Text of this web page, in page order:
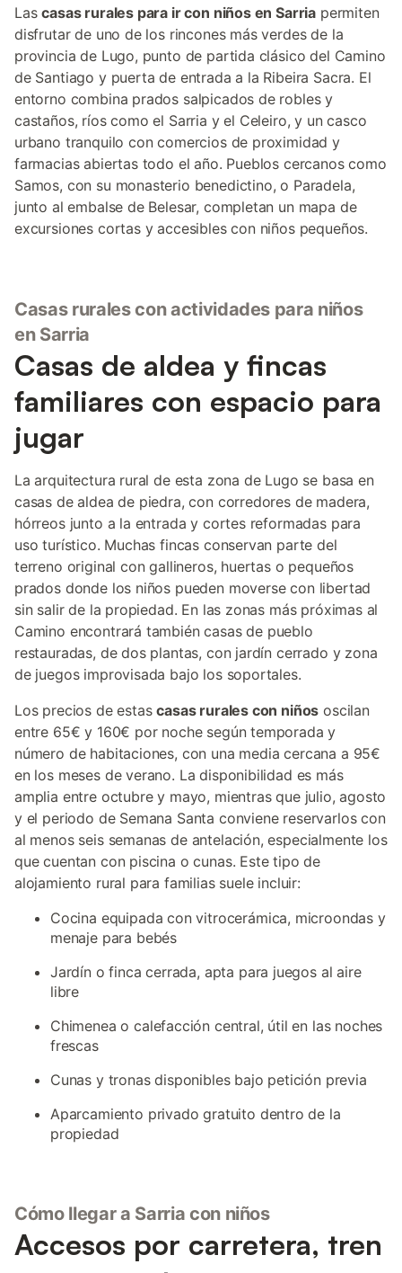
Lascasas rurales para ir con niños en Sarria permiten
disfrutar de uno de los rincones más verdes de la
provincia de Lugo, punto de partida clásico del Camino
de Santiago y puerta de entrada a la Ribeira Sacra. El
entorno combina prados salpicados de robles y
castaños, ríos como el Sarria y el Celeiro, y un casco
urbano tranquilo con comercios de proximidad y
farmacias abiertas todo el año. Pueblos cercanos como
Samos, con su monasterio benedictino, o Paradela,
junto al embalse de Belesar, completan un mapa de
excursiones cortas y accesibles con niños pequeños.
Casas rurales con actividades para niños
en Sarria
Casas de aldea y fincas
familiares con espacio para
jugar
La arquitectura rural de esta zona de Lugo se basa en
casas de aldea de piedra, con corredores de madera,
hórreos junto a la entrada y cortes reformadas para
uso turístico. Muchas fincas conservan parte del
terreno original con gallineros, huertas o pequeños
prados donde los niños pueden moverse con libertad
sin salir de la propiedad. En las zonas más próximas al
Camino encontrará también casas de pueblo
restauradas, de dos plantas, con jardín cerrado y zona
de juegos improvisada bajo los soportales.
Los precios de estascasas rurales con niños oscilan
entre 65€ y 160€ por noche según temporada y
número de habitaciones, con una media cercana a 95€
en los meses de verano. La disponibilidad es más
amplia entre octubre y mayo, mientras que julio, agosto
y el periodo de Semana Santa conviene reservarlos con
al menos seis semanas de antelación, especialmente los
que cuentan con piscina o cunas. Este tipo de
alojamiento rural para familias suele incluir:
Cocina equipada con vitrocerámica, microondas y
menaje para bebés
Jardín o finca cerrada, apta para juegos al aire
libre
Chimenea o calefacción central, útil en las noches
frescas
Cunas y tronas disponibles bajo petición previa
Aparcamiento privado gratuito dentro de la
propiedad
Cómo llegar a Sarria con niños
Accesos por carretera, tren